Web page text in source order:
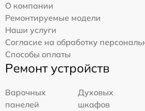
О компании
Ремонтируемые модели
Наши услуги
Согласие на обработку
Способы оплаты
Ремонт устройств
Варочных
панелей
Духовых
шкафов